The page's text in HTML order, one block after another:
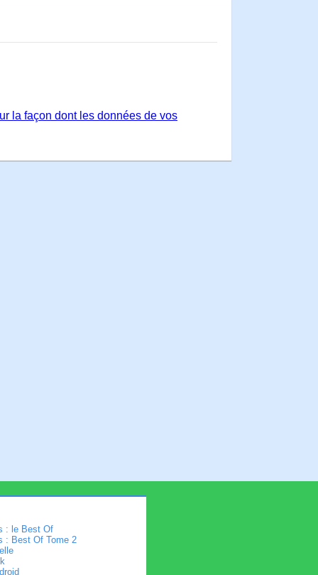
la façon dont les données de vos
: le Best Of
: Best Of Tome 2